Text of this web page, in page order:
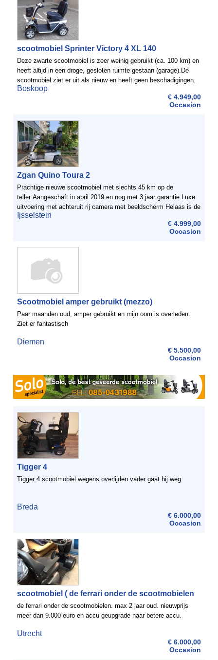
scootmobiel Sprinter Victory 4 XL 140
Deze zwarte scootmobiel is zeer weinig gebruikt (ca. 100 km) en
heeft altijd in een droge, gesloten ruimte gestaan (garage).De
scootmobiel ziet er uit als nieuw en heeft geen beschadigingen.
De scootmobiel is verzekerd t/m juli 2016.
Boskoop
€ 4.949,00
Occasion
Zgan Quino Toura 2
Prachtige nieuwe scootmobiel met slechts 45 km op de
teller Aangeschaft in april 2019 en nog met 3 jaar garantie Luxe
uitvoering met achteruit rij camera met beeldscherm Helaas is de
eigenaar onverwachts overleden
Ijsselstein
€ 4.999,00
Occasion
Scootmobiel amper gebruikt (mezzo)
Paar maanden oud, amper gebruikt en mijn oom is overleden.
Ziet er fantastisch
Diemen
€ 5.500,00
Occasion
Tigger 4
Tigger 4 scootmobiel wegens overlijden vader gaat hij weg
Breda
€ 6.000,00
Occasion
scootmobiel ( de ferrari onder de scootmobielen
de ferrari onder de scootmobielen. max 2 jaar oud. nieuwprijs
meer dan 9.000 euro en accu geupgrade naar betere accu.
Utrecht
€ 6.000,00
Occasion